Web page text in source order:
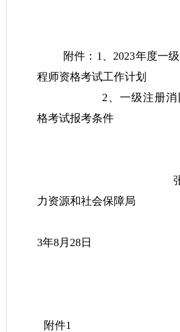
附件：1、2023年度一
程师资格考试工作计划
2、一级注册
格考试报考条件
力资源和社会保障局
3年8月28日
附件1